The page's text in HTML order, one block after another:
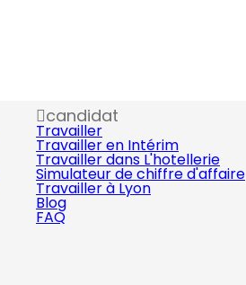
candidat
Travailler
Travailler en Intérim
Travailler dans L'hotellerie
Simulateur de chiffre d'affaire
Travailler à Lyon
Blog
FAQ